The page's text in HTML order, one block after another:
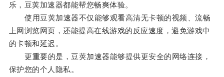
乐，豆荚加速器都能帮您畅爽体验。
使用豆荚加速器不仅能够观看高清无卡顿的视频、流畅
上网浏览网页，还能提高在线游戏的反应速度，避免游戏中
的卡顿和延迟。
更重要的是，豆荚加速器能够提供更安全的网络连接，
保护您的个人隐私。